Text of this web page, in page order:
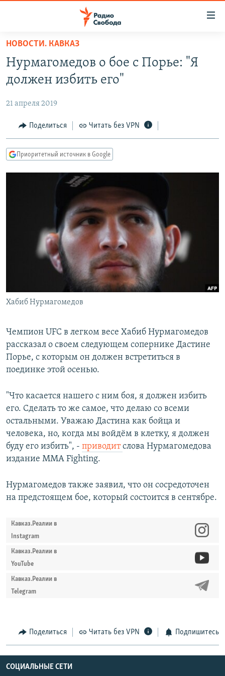
упрощенного
доступа
основному
Вернутся
главной
навигации
Вернутся
ПОДКАСТЫ
ЦИТАТЫ СВОБОДЫ
МНЕНИЯ
IDEL.РЕАЛИИ
КАВКАЗ.РЕАЛИИ
СИБИРЬ.РЕАЛИИ
РАСПИСАНИЕ ВЕЩАНИЯ
ПОДПИШИТЕСЬ НА РАССЫЛКУ
Все сайты РСЕ/РС
НОВОСТИ. КАВКАЗ
Нурмагомедов о бое с Порье: "Я
должен избить его"
21 апреля 2019
Поделиться Читать без VPN
Приоритетный источник в Google
Хабиб Нурмагомедов
Чемпион UFC в легком весе Хабиб Нурмагомедов
рассказал о своем следующем сопернике Дастине
Порье, с которым он должен встретиться в
поединке этой осенью.
"Что касается нашего с ним боя, я должен избить
его. Сделать то же самое, что делаю со всеми
остальными. Уважаю Дастина как бойца и
человека, но, когда мы войдём в клетку, я должен
буду его избить", - приводитслова Нурмагомедова
издание MMA Fighting.
Нурмагомедов также заявил, что он сосредоточен
на предстоящем бое, который состоится в сентябре.
Кавказ.Реалии в
Instagram
Кавказ.Реалии в
YouTube
Кавказ.Реалии в
Telegram
Поделиться Читать без VPN Подпишитесь
СОЦИАЛЬНЫЕ СЕТИ